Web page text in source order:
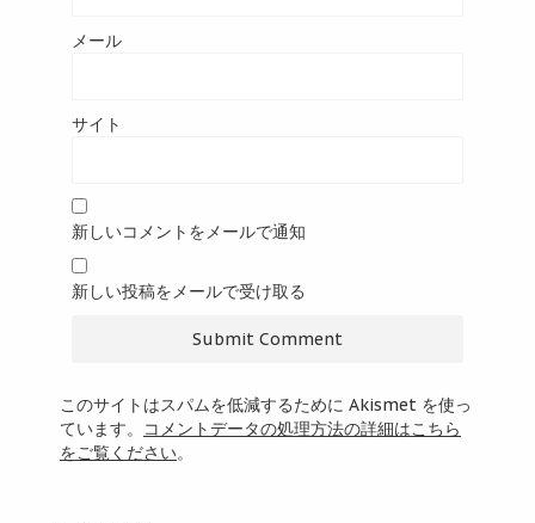
メール
サイト
新しいコメントをメールで通知
新しい投稿をメールで受け取る
このサイトはスパムを低減するために Akismet を使っ
ています。
コメントデータの処理方法の詳細はこちら
をご覧ください。